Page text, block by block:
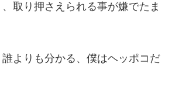
取り押さえられる事が嫌でたま
よりも分かる、僕はヘッポコだ